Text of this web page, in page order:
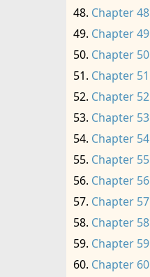
Chapter 48
Chapter 49
Chapter 50
Chapter 51
Chapter 52
Chapter 53
Chapter 54
Chapter 55
Chapter 56
Chapter 57
Chapter 58
Chapter 59
Chapter 60